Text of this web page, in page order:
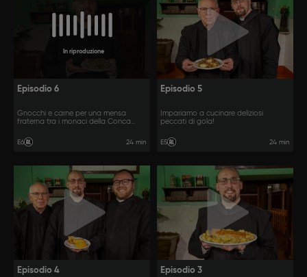
In riproduzione
Episodio 6
Gnocchi e carne per una mensa
fraterna tra i monaci della Conca
E6 24 min
Episodio 5
Impariamo a cucinare deliziosi
peccati di gola!
E5 24 min
Episodio 4 Episodio 3